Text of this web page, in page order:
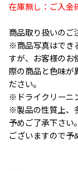
在庫無し：ご入金
商品取り扱いのご
※商品写真はでき
すが、お客様のお
際の商品と色味が
ださい。
※ドライクリーニ
※製品の性質上、
予めご了承下さい
ございますので予